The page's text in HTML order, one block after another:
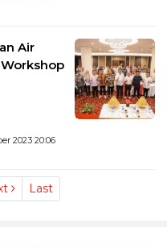
Air
2023 20:06
Last